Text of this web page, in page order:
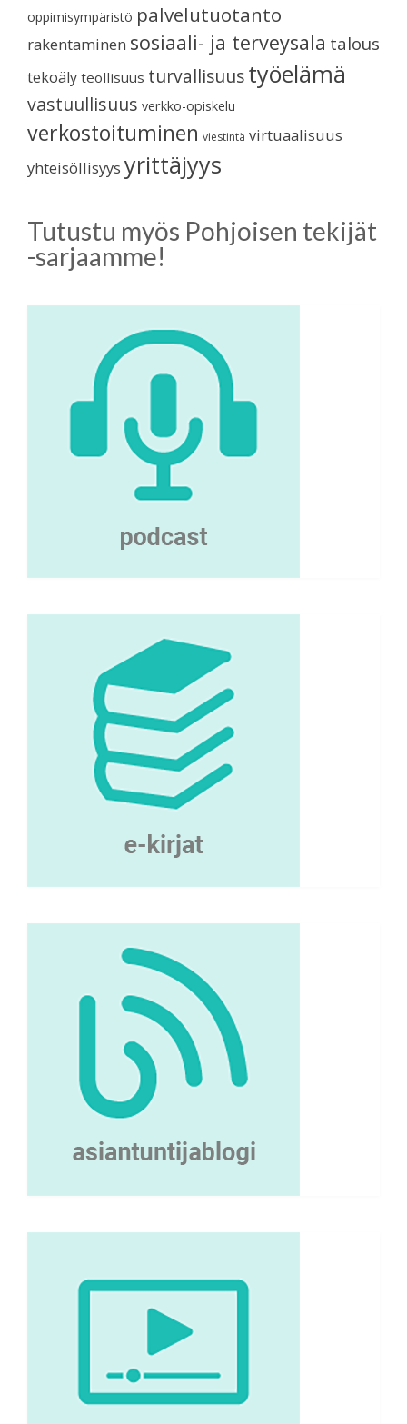
oppimisympäristö palvelutuotanto
rakentaminen sosiaali- ja terveysala talous
tekoäly teollisuus turvallisuustyöelämä
vastuullisuus verkko-opiskelu
verkostoituminen viestintä virtuaalisuus
yhteisöllisyys yrittäjyys
Tutustu myös Pohjoisen tekijät
-sarjaamme!